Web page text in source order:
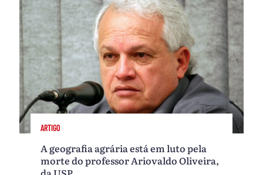
ARTIGO
A geografia agrária está em luto pela
morte do professor Ariovaldo Oliveira,